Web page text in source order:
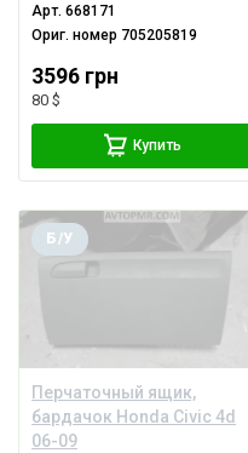
Арт.668171
Ориг. номер 705205819
3596 грн
80 $
Купить
Перчаточный ящик,
бардачок Honda Civic 4d
06-09
Б/У